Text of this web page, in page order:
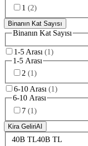
1 (2)
Binanın Kat Sayısı
Binanın Kat Sayısı
1-5 Arası (1)
1-5 Arası
2 (1)
6-10 Arası (1)
6-10 Arası
7 (1)
Kira GeliriAI
40B TL40B TL